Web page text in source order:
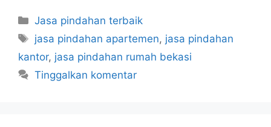
Jasa pindahan terbaik
jasa pindahan apartemen, jasa pindahan
kantor, jasa pindahan rumah bekasi
Tinggalkan komentar